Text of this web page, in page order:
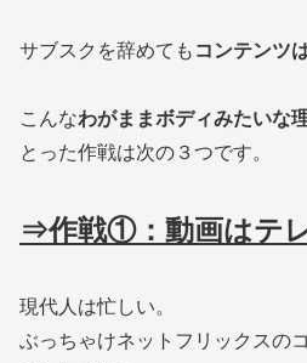
サブスクを辞めても コンテンツ
こんなわがままボディみたいな
とった作戦は次の３つです。
⇒作戦①：動画はテ
現代人は忙しい。
ぶっちゃけネットフリックスの